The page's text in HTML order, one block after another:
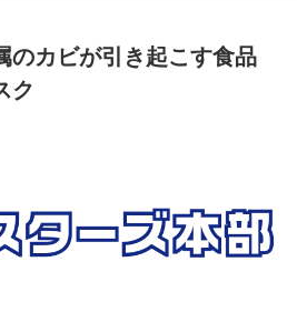
のカビが引き起こす食品
ク